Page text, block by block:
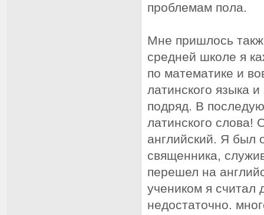
проблемам пола.
Мне пришлось
средней школе я
по математике и
латинского языка
подряд. В
латинского слова!
английский. Я был
священника,
перешел на
учеником я считал
недостаточно.